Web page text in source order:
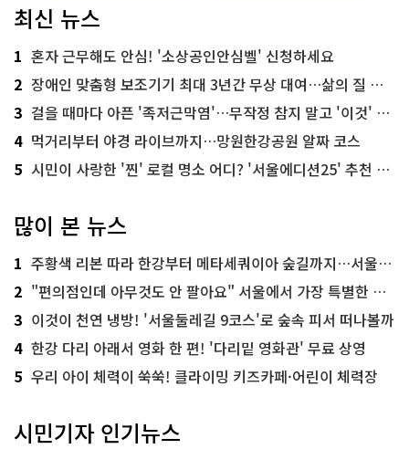
최신 뉴스
1 혼자 근무해도 안심! '소상공인안심벨' 신청하세요
2 장애인 맞춤형 보조기기 최대 3년간 무상 대여…삶의 질 높인다
3 걸을 때마다 아픈 '족저근막염'…무작정 참지 말고 '이것' 해보세요!
4 먹거리부터 야경 라이브까지…망원한강공원 알짜 코스
5 시민이 사랑한 '찐' 로컬 명소 어디? '서울에디션25' 추천 코스
많이 본 뉴스
1 주황색 리본 따라 한강부터 메타세쿼이아 숲길까지…서울둘레길 15코스
2 "편의점인데 아무것도 안 팔아요" 서울에서 가장 특별한 편의점의 정체
3 이것이 천연 냉방! '서울둘레길 9코스'로 숲속 피서 떠나볼까
4 한강 다리 아래서 영화 한 편! '다리밑 영화관' 무료 상영
5 우리 아이 체력이 쑥쑥! 클라이밍 키즈카페·어린이 체력장
시민기자 인기뉴스